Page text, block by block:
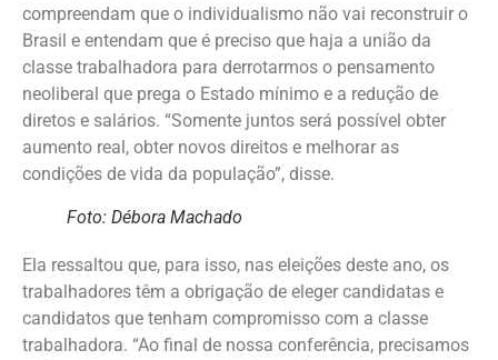
compreendam que o individualismo não vai reconstruir o
Brasil e entendam que é preciso que haja a união da
classe trabalhadora para derrotarmos o pensamento
neoliberal que prega o Estado mínimo e a redução de
diretos e salários. “Somente juntos será possível obter
aumento real, obter novos direitos e melhorar as
condições de vida da população”, disse.
Foto: Débora Machado
Ela ressaltou que, para isso, nas eleições deste ano, os
trabalhadores têm a obrigação de eleger candidatas e
candidatos que tenham compromisso com a classe
trabalhadora. “Ao final de nossa conferência, precisamos